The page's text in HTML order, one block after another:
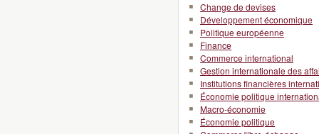
Change de devises
Développement économique
Politique européenne
Finance
Commerce international
Gestion internationale des
Institutions financières
Économie politique
Macro-économie
Économie politique